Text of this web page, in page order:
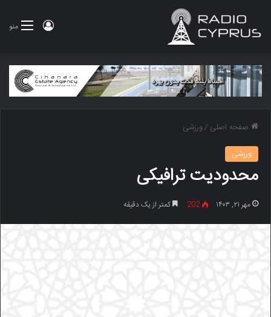
منو ورود
صفحه اصلی /ورزشی
ورزشی
محدودیت ترافیکی
مهر ۲۱, ۱۴۰۳ 202 کمتر از یک دقیقه